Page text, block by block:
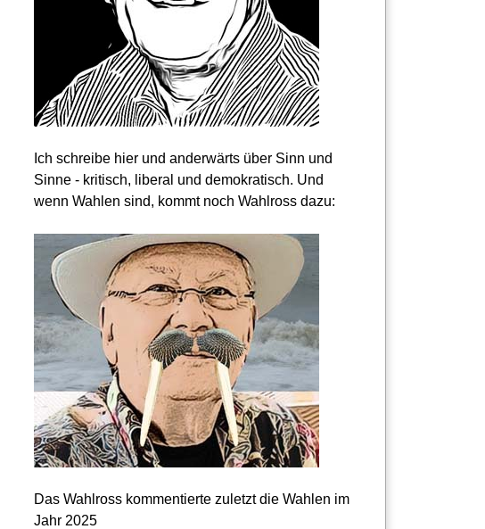
Ich schreibe hier und anderwärts über Sinn und
Sinne - kritisch, liberal und demokratisch. Und
wenn Wahlen sind, kommt noch Wahlross dazu:
Das Wahlross kommentierte zuletzt die Wahlen im
Jahr 2025